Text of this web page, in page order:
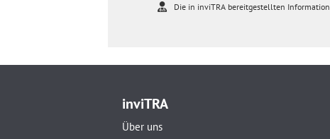
Die in inviTRA bereitgestellten
inviTRA
Über uns